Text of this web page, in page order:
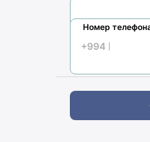
Номер
+994